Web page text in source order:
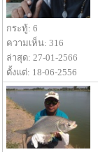
กระทู้: 6
ความเห็น: 316
ล่าสุด: 27-01-2566
ตั้งแต่: 18-06-2556